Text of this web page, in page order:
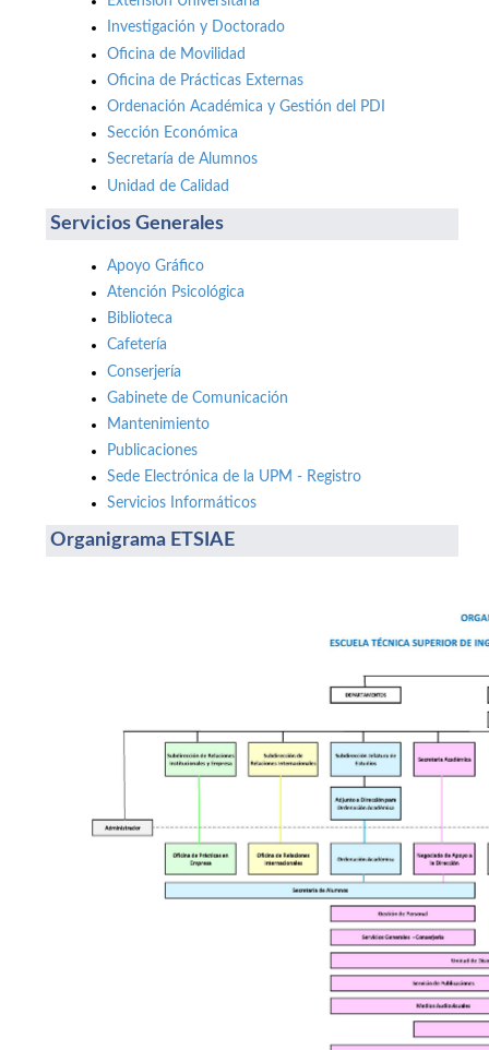
Investigación y Doctorado
Oficina de Movilidad
Oficina de Prácticas Externas
Ordenación Académica y Gestión del PDI
Sección Económica
Secretaría de Alumnos
Unidad de Calidad
Servicios Generales
Apoyo Gráfico
Atención Psicológica
Biblioteca
Cafetería
Conserjería
Gabinete de Comunicación
Mantenimiento
Publicaciones
Sede Electrónica de la UPM - Registro
Servicios Informáticos
Organigrama ETSIAE